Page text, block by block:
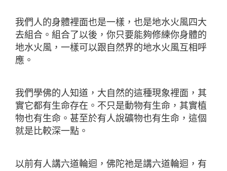
我們人的身體裡面也是一樣，也是地水火風四大
去組合。組合了以後，你只要能夠修練你身體的
地水火風，一樣可以跟自然界的地水火風互相呼
應。
我們學佛的人知道，大自然的這種現象裡面，其
實它都有生命存在。不只是動物有生命，其實植
物也有生命。甚至於有人說礦物也有生命，這個
就是比較深一點。
以前有人講六道輪迴，佛陀祂是講六道輪迴，有